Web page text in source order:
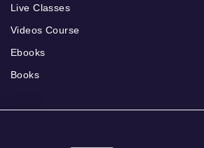
Live Classes
Videos Course
Ebooks
Books